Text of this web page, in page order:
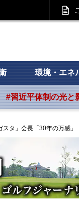
ーサイト
環境・エネ
#習近平体制の光と
タ」会長「30年の万感」